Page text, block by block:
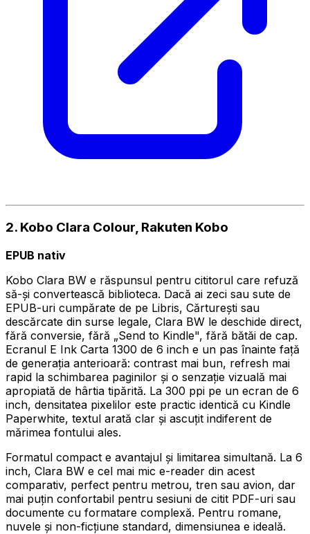
2. Kobo Clara Colour, Rakuten Kobo
EPUB nativ
Kobo Clara BW e răspunsul pentru cititorul care refuză
să-și convertească biblioteca. Dacă ai zeci sau sute de
EPUB-uri cumpărate de pe Libris, Cărturești sau
descărcate din surse legale, Clara BW le deschide direct,
fără conversie, fără „Send to Kindle", fără bătăi de cap.
Ecranul E Ink Carta 1300 de 6 inch e un pas înainte față
de generația anterioară: contrast mai bun, refresh mai
rapid la schimbarea paginilor și o senzație vizuală mai
apropiată de hârtia tipărită. La 300 ppi pe un ecran de 6
inch, densitatea pixelilor este practic identică cu Kindle
Paperwhite, textul arată clar și ascuțit indiferent de
mărimea fontului ales.
Formatul compact e avantajul și limitarea simultană. La 6
inch, Clara BW e cel mai mic e-reader din acest
comparativ, perfect pentru metrou, tren sau avion, dar
mai puțin confortabil pentru sesiuni de citit PDF-uri sau
documente cu formatare complexă. Pentru romane,
nuvele și non-ficțiune standard, dimensiunea e ideală.